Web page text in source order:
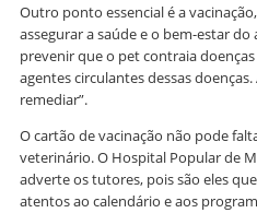
Outro ponto essencial é a
assegurar a saúde e o bem-estar
prevenir que o pet contraia
agentes circulantes dessas
remediar”.
O cartão de vacinação não pode
veterinário. O Hospital Popular de
adverte os tutores, pois são eles
atentos ao calendário e aos